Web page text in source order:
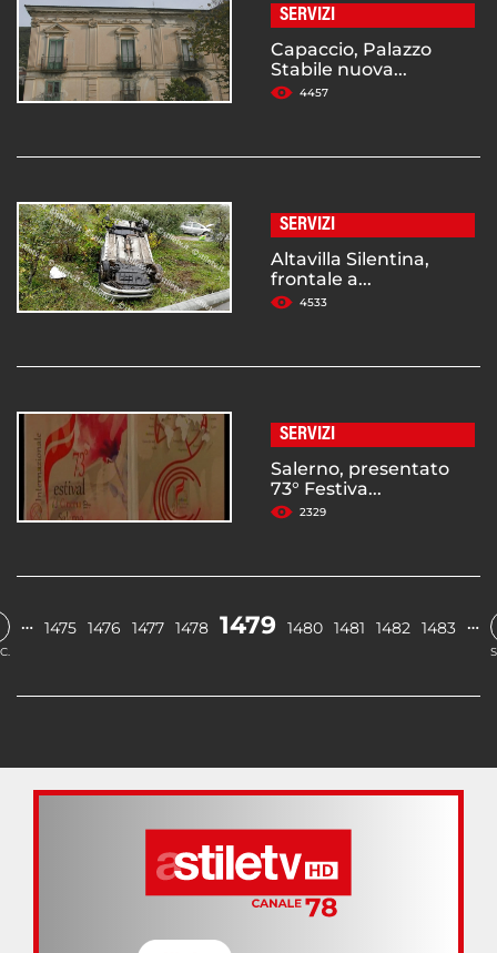
SERVIZI
Capaccio, Palazzo
Stabile nuova...
4457
SERVIZI
Altavilla Silentina,
frontale a...
4533
SERVIZI
Salerno, presentato
73° Festiva...
2329
… 1475 1476 1477 1478 1479 1480 1481 1482 1483 …